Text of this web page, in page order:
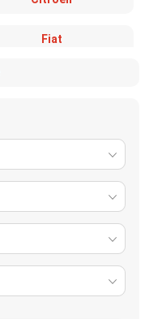
Fiat